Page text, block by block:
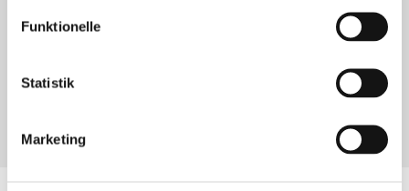
Funktionelle
Statistik
Marketing
Fra